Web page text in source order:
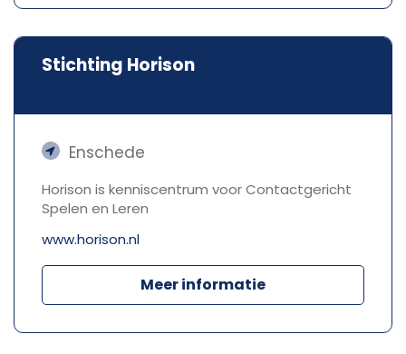
Stichting Horison
Enschede
Horison is kenniscentrum voor Contactgericht
Spelen en Leren
www.horison.nl
Meer informatie